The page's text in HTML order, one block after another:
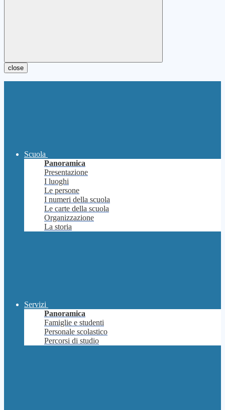
close
Scuola
Panoramica
Presentazione
I luoghi
Le persone
I numeri della scuola
Le carte della scuola
Organizzazione
La storia
Servizi
Panoramica
Famiglie e studenti
Personale scolastico
Percorsi di studio